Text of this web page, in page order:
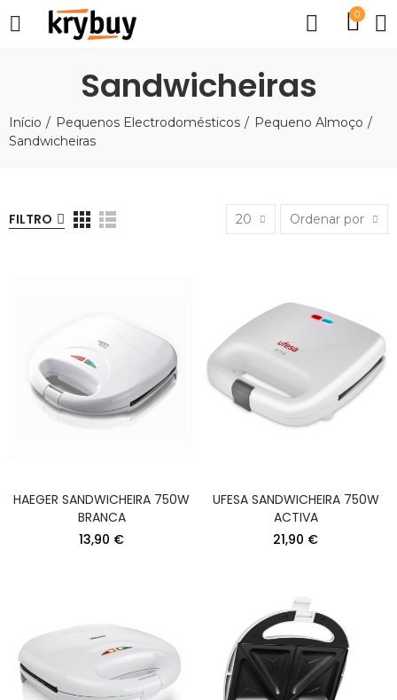
0
Sandwicheiras
Início Pequenos Electrodomésticos
Pequeno Almoço
Sandwicheiras
FILTRO 20 Ordenar por
HAEGER SANDWICHEIRA 750W
BRANCA
13,90 €
UFESA SANDWICHEIRA 750W
ACTIVA
21,90 €